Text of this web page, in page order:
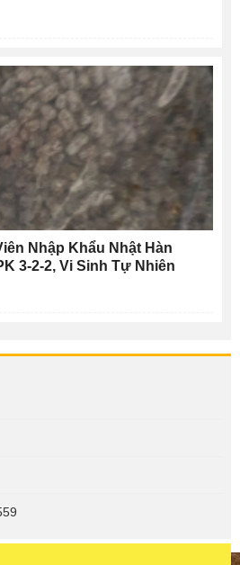
Nhập Khẩu Nhật Hàn
3-2-2, Vi Sinh Tự Nhiên